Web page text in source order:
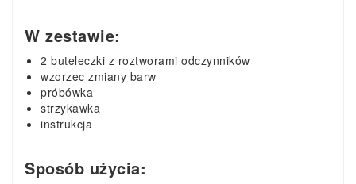
W zestawie:
2 buteleczki z roztworami odczynników
wzorzec zmiany barw
próbówka
strzykawka
instrukcja
Sposób użycia: